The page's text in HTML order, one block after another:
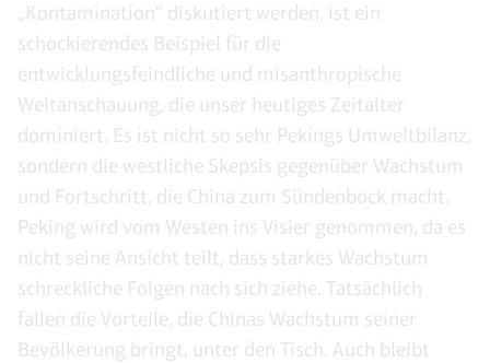
„Kontamination“ diskutiert werden, ist ein
schockierendes Beispiel für die
entwicklungsfeindliche und misanthropische
Weltanschauung, die unser heutiges Zeitalter
dominiert. Es ist nicht so sehr Pekings Umweltbilanz,
sondern die westliche Skepsis gegenüber Wachstum
und Fortschritt, die China zum Sündenbock macht.
Peking wird vom Westen ins Visier genommen, da es
nicht seine Ansicht teilt, dass starkes Wachstum
schreckliche Folgen nach sich ziehe. Tatsächlich
fallen die Vorteile, die Chinas Wachstum seiner
Bevölkerung bringt, unter den Tisch. Auch bleibt